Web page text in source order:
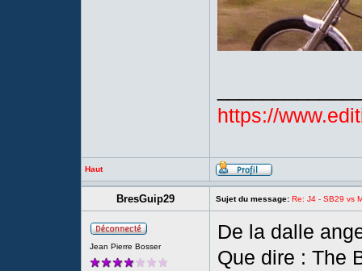
https://
Haut
BresGuip29 Sujet du message: Re: J4 - SB29 vs
Jean Pierre Bosser
De la dalle
Que dire : The